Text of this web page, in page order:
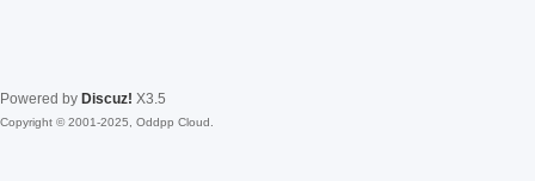
Powered by Discuz! X3.5
Copyright © 2001-2025, Oddpp Cloud.